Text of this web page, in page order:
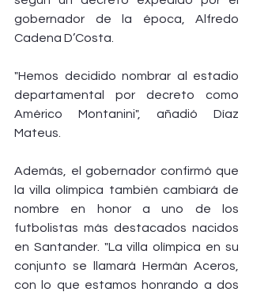
gobernador de la época, Alfredo
Cadena D’Costa.
"Hemos decidido nombrar al estadio
departamental por decreto como
Américo Montanini", añadió Díaz
Mateus.
Además, el gobernador confirmó que
la villa olímpica también cambiará de
nombre en honor a uno de los
futbolistas más destacados nacidos
en Santander. "La villa olímpica en su
conjunto se llamará Hermán Aceros,
con lo que estamos honrando a dos